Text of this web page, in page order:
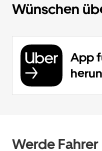
Wünschen
App
Werde